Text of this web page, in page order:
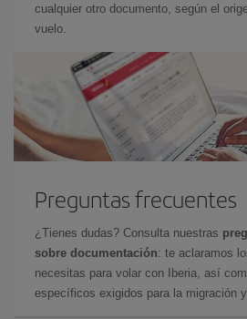
cualquier otro documento, según el
vuelo.
Preguntas frecuentes
¿Tienes dudas? Consulta nuestras
sobre documentación: te aclaramos
necesitas para volar con Iberia, así
específicos exigidos para la migración y